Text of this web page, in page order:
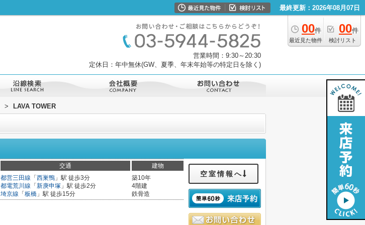
最終更新：2026年08月07日
00件
最近見た物件
00件
検討リスト
営業時間：9:30～20:30
定休日：年中無休(GW、夏季、年末年始等の特定日を除く)
> LAVA TOWER
交通 建物
都営三田線 「 西巣鴨 」駅 徒歩3分
都電荒川線 「 新庚申塚 」駅 徒歩2分
埼京線 「 板橋 」駅 徒歩15分
築10年
4階建
鉄骨造
空室情報へ